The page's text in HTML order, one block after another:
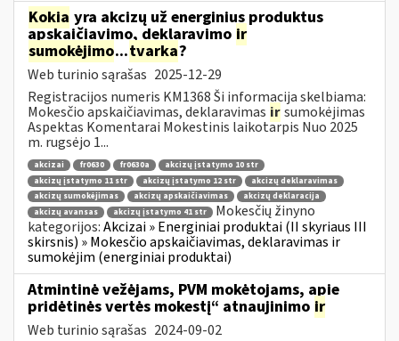
Kokia yra akcizų už energinius produktus
apskaičiavimo, deklaravimo ir
sumokėjimo...tvarka?
Web turinio sąrašas 2025-12-29
Registracijos numeris KM1368 Ši informacija skelbiama:
Mokesčio apskaičiavimas, deklaravimas irsumokėjimas
Aspektas Komentarai Mokestinis laikotarpis Nuo 2025
m. rugsėjo 1...
akcizai fr0630 fr0630a
akcizų įstatymo 10 str
akcizų įstatymo 11 str
akcizų įstatymo 12 str
akcizų deklaravimas
akcizų sumokėjimas
akcizų apskaičiavimas
akcizų deklaracija
akcizų avansas
akcizų įstatymo 41 str
Mokesčių žinyno
kategorijos:Akcizai » Energiniai produktai (II skyriaus III
skirsnis) » Mokesčio apskaičiavimas, deklaravimas ir
sumokėjim (energiniai produktai)
Atmintinė vežėjams, PVM mokėtojams, apie
pridėtinės vertės mokestį“ atnaujinimo ir
Web turinio sąrašas 2024-09-02